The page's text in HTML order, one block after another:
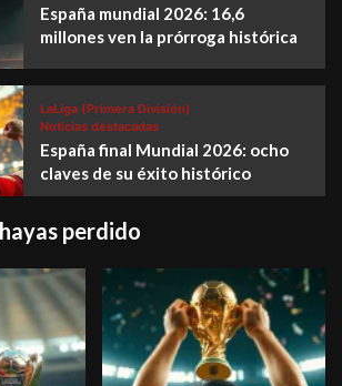
España mundial 2026: 16,6
millones ven la prórroga histórica
LaLiga (Primera División)
Noticias destacadas
España final Mundial 2026: ocho
claves de su éxito histórico
perdido